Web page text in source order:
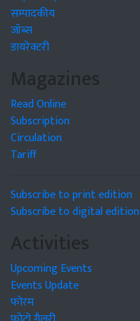
सम्पादकीय
जॉब्स
डायरेक्टरी
Magazines
Read Online
Subscription
Circulation
Tariff
Subscribe to print edition
Subscribe to digital edition
Activities
Upcoming Events
Events Update
फोरम